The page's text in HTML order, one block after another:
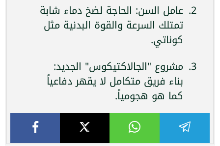
عامل السن: الحاجة لضخ دماء شابة
تمتلك السرعة والقوة البدنية مثل
كوناتي.
مشروع "الجالاكتيكوس" الجديد:
بناء فريق متكامل لا يقهر دفاعياً
كما هو هجومياً.